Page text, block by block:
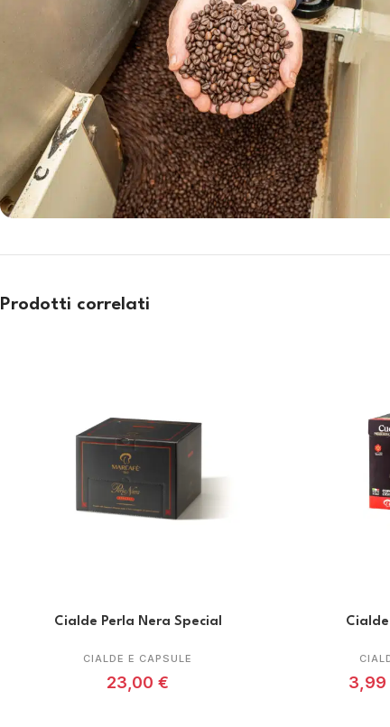
Prodotti correlati
Cialde Perla Nera Special
CIALDE E CAPSULE
23,00€ 3,99